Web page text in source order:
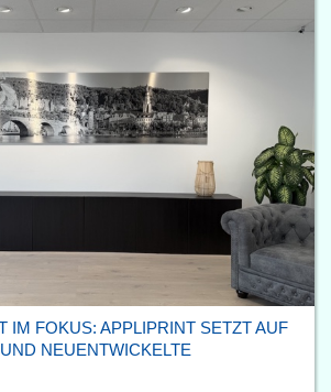
IM FOKUS: APPLIPRINT SETZT AUF
NEUENTWICKELTE